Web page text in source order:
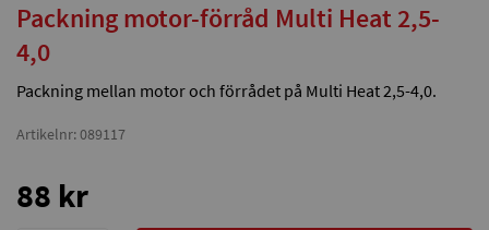
Packning motor-förråd Multi Heat 2,5-
4,0
Packning mellan motor och förrådet på Multi Heat 2,5-4,0.
Artikelnr: 089117
88 kr